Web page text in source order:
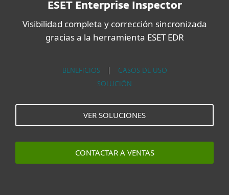
ESET Enterprise Inspector
Visibilidad completa y corrección sincronizada
gracias a la herramienta ESET EDR
BENEFICIOS
CASOS DE USO
SOLUCIÓN
VER SOLUCIONES
CONTACTAR A VENTAS